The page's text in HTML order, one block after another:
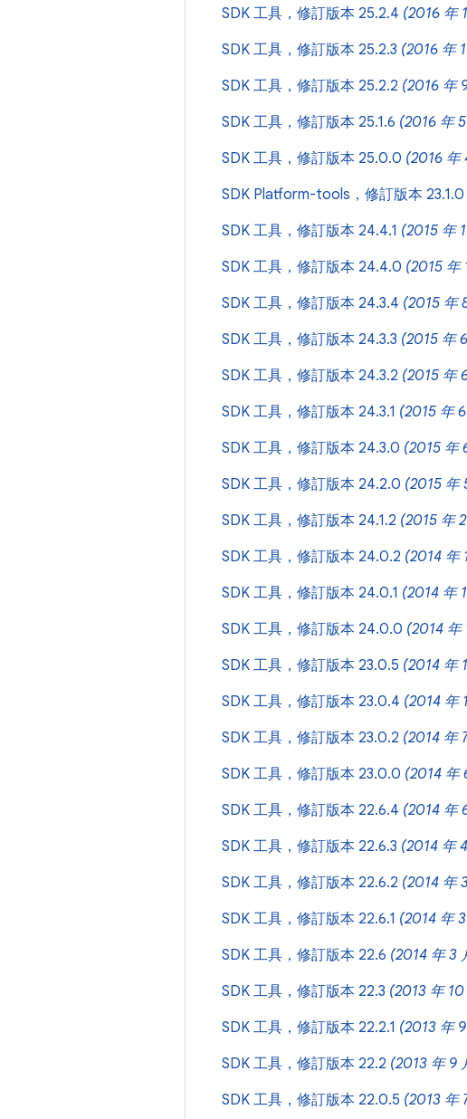
SDK 工具，修訂版本 25.2.4 (2016 年
SDK 工具，修訂版本 25.2.3 (2016 年
SDK 工具，修訂版本 25.2.2 (2016 年
SDK 工具，修訂版本 25.1.6 (2016 年
SDK 工具，修訂版本 25.0.0 (2016 年
SDK Platform-tools，修訂版本 23.1.0
SDK 工具，修訂版本 24.4.1 (2015 年
SDK 工具，修訂版本 24.4.0 (2015 年
SDK 工具，修訂版本 24.3.4 (2015 年
SDK 工具，修訂版本 24.3.3 (2015 年
SDK 工具，修訂版本 24.3.2 (2015 年
SDK 工具，修訂版本 24.3.1 (2015 年
SDK 工具，修訂版本 24.3.0 (2015 年
SDK 工具，修訂版本 24.2.0 (2015 年
SDK 工具，修訂版本 24.1.2 (2015 年
SDK 工具，修訂版本 24.0.2 (2014 年
SDK 工具，修訂版本 24.0.1 (2014 年
SDK 工具，修訂版本 24.0.0 (2014 年
SDK 工具，修訂版本 23.0.5 (2014 年
SDK 工具，修訂版本 23.0.4 (2014 年
SDK 工具，修訂版本 23.0.2 (2014 年
SDK 工具，修訂版本 23.0.0 (2014 年
SDK 工具，修訂版本 22.6.4 (2014 年
SDK 工具，修訂版本 22.6.3 (2014 年
SDK 工具，修訂版本 22.6.2 (2014 年
SDK 工具，修訂版本 22.6.1 (2014 年
SDK 工具，修訂版本 22.6 (2014 年 3
SDK 工具，修訂版本 22.3 (2013 年
SDK 工具，修訂版本 22.2.1 (2013 年
SDK 工具，修訂版本 22.2 (2013 年 9
SDK 工具，修訂版本 22.0.5 (2013 年